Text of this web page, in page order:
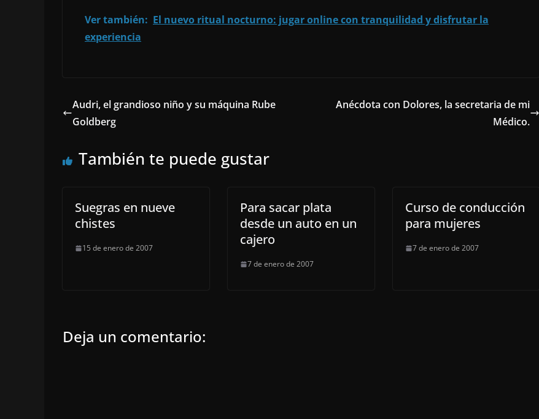
Ver también: El nuevo ritual nocturno: jugar online con tranquilidad y disfrutar la
experiencia
Audri, el grandioso niño y su máquina Rube
Goldberg
Anécdota con Dolores, la secretaria de mi
Médico.
También te puede gustar
Suegras en nueve
chistes
15 de enero de 2007
Para sacar plata
desde un auto en un
cajero
7 de enero de 2007
Curso de conducción
para mujeres
7 de enero de 2007
Deja un comentario: